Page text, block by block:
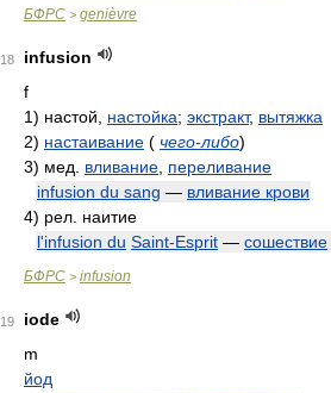
БФРС > genièvre
18
infusion
f
1) настой, настойка; экстракт, вытяжка
2) настаивание ( чего-либо)
3) мед. вливание переливание
infusion du sang — вливание крови
4) рел. наитие
l'infusion du Saint-Esprit — сошествие
БФРС > infusion
19
iode
m
йод